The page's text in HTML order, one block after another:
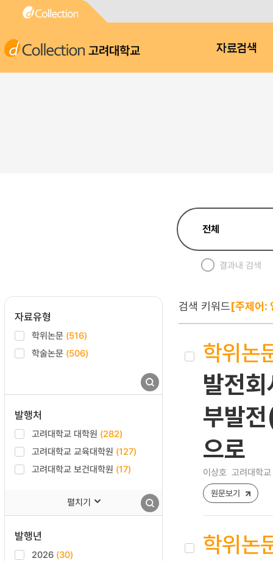
고려대학교 자료검색
결과내 검색
자료유형
학위논문 (516)
학술논문 (506)
발행처
고려대학교 대학원 (282)
고려대학교 교육대학원 (127)
고려대학교 보건대학원 (17)
펼치기
발행년
2026 (30)
검색 키워드[주제어:
학위논
발전
부발
으로
이상호 고려대학
원문보기
학위논